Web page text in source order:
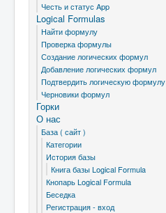
Честь и статус App
Logical Formulas
Найти формулу
Проверка формулы
Создание логических формул
Добавление логических формул
Подтвердить логическую формулу
Черновики формул
Горки
О нас
База ( сайт )
Категории
История базы
Книга базы Logical Formula
Кнопарь Logical Formula
Беседка
Регистрация - вход